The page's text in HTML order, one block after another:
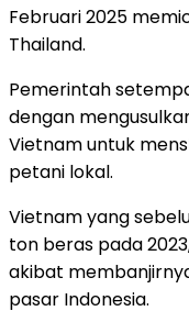
Februari 2025
Thailand.
Pemerintah
dengan
Vietnam untuk
petani lokal.
Vietnam yang
ton beras pada
akibat
pasar Indonesia.